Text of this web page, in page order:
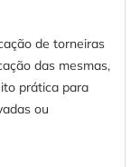
de torneiras
das mesmas,
prática para
ou